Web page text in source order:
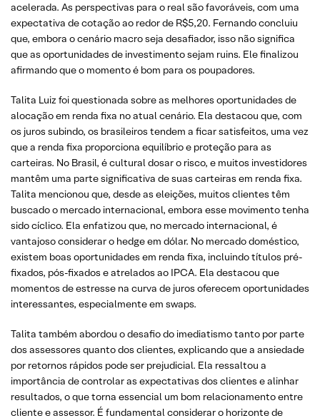
acelerada. As perspectivas para o real são favoráveis, com uma
expectativa de cotação ao redor de R$5,20. Fernando concluiu
que, embora o cenário macro seja desafiador, isso não significa
que as oportunidades de investimento sejam ruins. Ele finalizou
afirmando que o momento é bom para os poupadores.
Talita Luiz foi questionada sobre as melhores oportunidades de
alocação em renda fixa no atual cenário. Ela destacou que, com
os juros subindo, os brasileiros tendem a ficar satisfeitos, uma vez
que a renda fixa proporciona equilíbrio e proteção para as
carteiras. No Brasil, é cultural dosar o risco, e muitos investidores
mantêm uma parte significativa de suas carteiras em renda fixa.
Talita mencionou que, desde as eleições, muitos clientes têm
buscado o mercado internacional, embora esse movimento tenha
sido cíclico. Ela enfatizou que, no mercado internacional, é
vantajoso considerar o hedge em dólar. No mercado doméstico,
existem boas oportunidades em renda fixa, incluindo títulos pré-
fixados, pós-fixados e atrelados ao IPCA. Ela destacou que
momentos de estresse na curva de juros oferecem oportunidades
interessantes, especialmente em swaps.
Talita também abordou o desafio do imediatismo tanto por parte
dos assessores quanto dos clientes, explicando que a ansiedade
por retornos rápidos pode ser prejudicial. Ela ressaltou a
importância de controlar as expectativas dos clientes e alinhar
resultados, o que torna essencial um bom relacionamento entre
cliente e assessor. É fundamental considerar o horizonte de